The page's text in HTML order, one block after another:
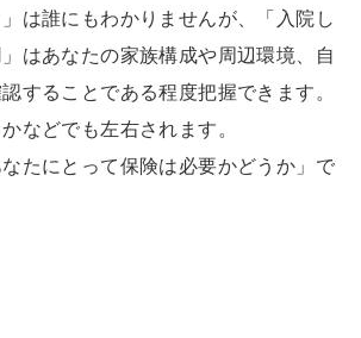
」は誰にもわかりませんが、「入院し
はあなたの家族構成や周辺環境、自
することである程度把握できます。
などでも左右されます。
たにとって保険は必要かどうか」で